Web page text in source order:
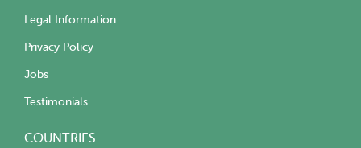
Legal Information
Privacy Policy
Jobs
Testimonials
COUNTRIES